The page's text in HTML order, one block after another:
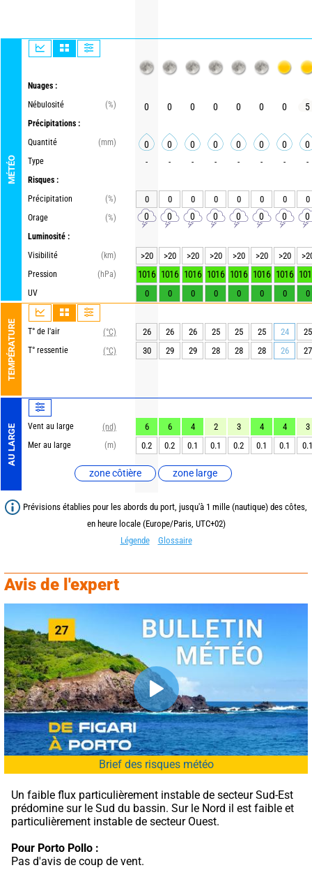
MÉTÉO
Nuages :
Nébulosité
(%)
Précipitations :
Quantité
(mm)
Type
Risques :
Précipitation
(%)
Orage
(%)
Luminosité :
Visibilité
(km)
Pression
(hPa)
UV
TEMPÉRATURE T° de l'air
(°C)
T° ressentie
(°C)
AU LARGE Vent au large
(nd)
Mer au large
(m)
zone côtière zone large
0 0 0 0 0 0 0 5
0 0 0 0 0 0 0 0
- - - - - - - -
0 0 0 0 0 0 0 0
0 0 0 0 0 0 0 0
>20 >20 >20 >20 >20 >20 >20
1016 1016 1016 1016 1016 1016 1016
0 0 0 0 0 0 0 0
26 26 26 25 25 25 24
25
30
29 29 28 28 28 26 27
6 6 4 2 3 4 4
3
0.2
0.2 0.1 0.1 0.2 0.1 0.1 0.1
Prévisions établies pour les abords du port, jusqu'à 1 mille (nautique) des côtes,
en heure locale (Europe/Paris, UTC+02)
Légende
Glossaire
Avis de l'expert
Brief des risques météo
Un faible flux particulièrement instable de secteur Sud-Est
prédomine sur le Sud du bassin. Sur le Nord il est faible et
particulièrement instable de secteur Ouest.
Pour Porto Pollo :
Pas d'avis de coup de vent.